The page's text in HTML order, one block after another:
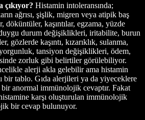
Histamin intoleransında;
ağrısı, şişlik, migren veya atipik baş
döküntüler, kaşıntılar, egzama, yüzde
duygu durum değişiklikleri, iritabilite, burun
gözlerde kaşıntı, kızarıklık, sulanma,
tansiyon değişiklikleri, ödem,
zorluk gibi belirtiler görülebiliyor.
alerji akla gelebilir ama histamin
bir tablo. Gıda alerjileri ya da yiyeceklere
bir anormal immünolojik cevaptır. Fakat
karşı oluşturulan immünolojik
bir cevap bulunuyor.